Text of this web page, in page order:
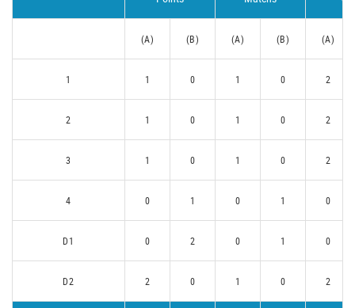
(A) (B) (A) (B) (A)
1 1 0 1 0 2
2 1 0 1 0 2
3 1 0 1 0 2
4 0 1 0 1 0
D1 0 2 0 1 0
D2 2 0 1 0 2